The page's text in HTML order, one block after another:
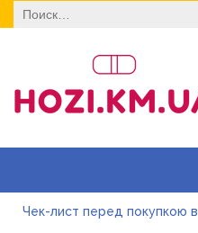
Найти:
Чек-лист перед покупкою